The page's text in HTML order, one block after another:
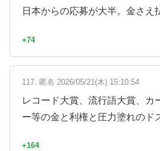
日本からの応募が大半。金さえ
+74
117. 匿名 2026/05/21(木) 15:10:54
レコード大賞、流行語大賞、カ
ー等の金と利権と圧力塗れのド
+164